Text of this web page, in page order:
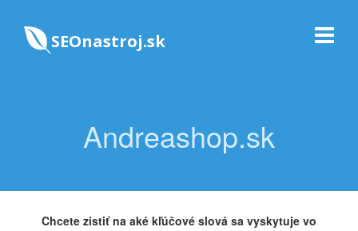
SEOnastroj.sk
Andreashop.sk
Chcete zistiť na aké kľúčové slová sa vyskytuje vo